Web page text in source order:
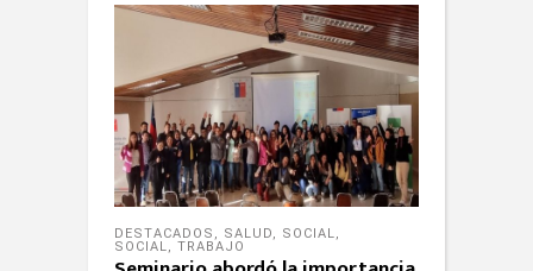
DESTACADOS , SALUD, SOCIAL,
SOCIAL, TRABAJO